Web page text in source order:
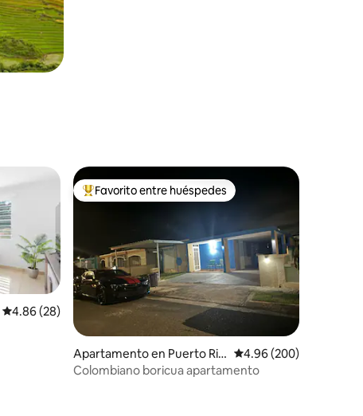
Calificación promedio: 4.86 de 5, 28 reseñas
4.86 (28)
Favorito entre huéspedes preferido
Favorito entre huéspedes
Apartamento en Puerto Ric
o
Calificación promedio:
4.96 (200)
Colombiano boricua apartamento